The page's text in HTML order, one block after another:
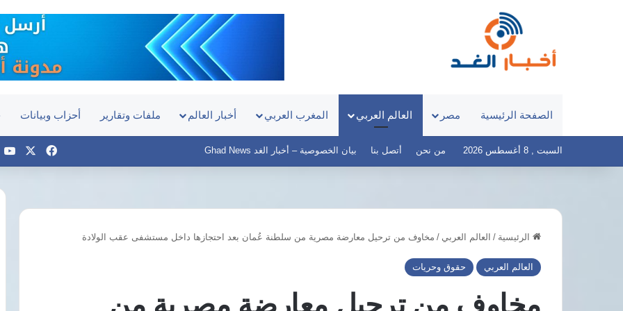
الصفحة الرئيسية مصر العالم العربي المغرب العربي أخبار العالم ملفات وتقارير أحزاب وبيانات
السبت , 8 أغسطس 2026 من نحن أتصل بنا بيان الخصوصية – أخبار الغد Ghad News فيسبوك
الرئيسية / العالم العربي / مخاوف من ترحيل معارضة مصرية من سلطنة عُمان بعد احتجازها داخل مستشفى عقب الولادة
العالم العربي حقوق وحريات المولد
النبوي
موجة
ماسبيرو